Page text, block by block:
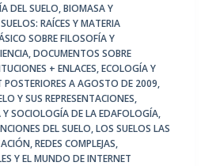
DEL SUELO,BIOMASA Y
RAÍCES Y MATERIA
SOBRE FILOSOFÍA Y
,DOCUMENTOS SOBRE
+ ENLACES,ECOLOGÍA Y
POSTERIORES A AGOSTO DE 2009,
Y SUS REPRESENTACIONES,
SOCIOLOGÍA DE LA EDAFOLOGÍA,
DEL SUELO,LOS SUELOS LAS
,REDES COMPLEJAS,
Y EL MUNDO DE INTERNET